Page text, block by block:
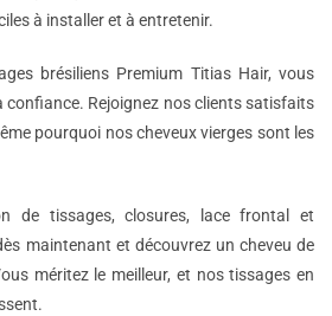
à installer et à entretenir.
brésiliens Premium Titias Hair, vous
confiance. Rejoignez nos clients satisfaits
pourquoi nos cheveux vierges sont les
de tissages, closures, lace frontal et
maintenant et découvrez un cheveu de
méritez le meilleur, et nos tissages en